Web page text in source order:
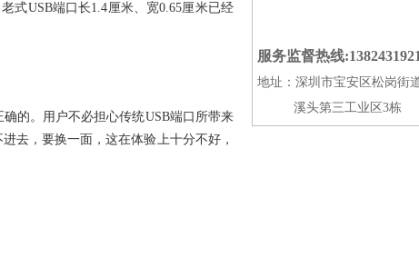
式USB端口长1.4厘米、宽0.65厘米已经
的。用户不必担心传统USB端口所带来
去，要换一面，这在体验上十分不好，
服务监督热线
地址：深圳市宝安区松岗街
溪头第三工业区3栋